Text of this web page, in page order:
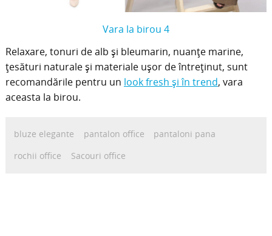
Vara la birou 4
Relaxare, tonuri de alb și bleumarin, nuanțe marine,
țesături naturale și materiale ușor de întreținut, sunt
recomandările pentru un look fresh și în trend, vara
aceasta la birou.
bluze elegante pantalon office
pantaloni pana
rochii office
Sacouri office